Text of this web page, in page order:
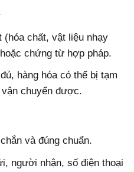
(hóa chất, vật liệu nhạy
chứng từ hợp pháp.
hàng hóa có thể bị tạm
chuyển được.
và đúng chuẩn.
người nhận, số điện thoại